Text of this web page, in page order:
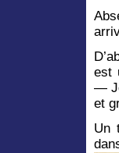
est
—
et
Un